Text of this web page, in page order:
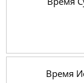
Время